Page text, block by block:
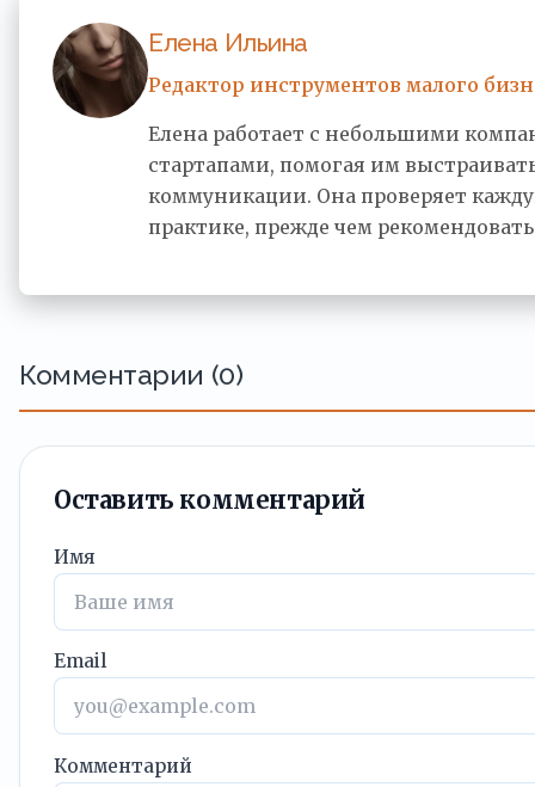
Елена Ильина
Редактор инструментов малого
Елена работает с небольшими
стартапами, помогая им
коммуникации. Она проверяет
практике, прежде чем
Комментарии (0)
Оставить комментарий
Имя
Email
Комментарий